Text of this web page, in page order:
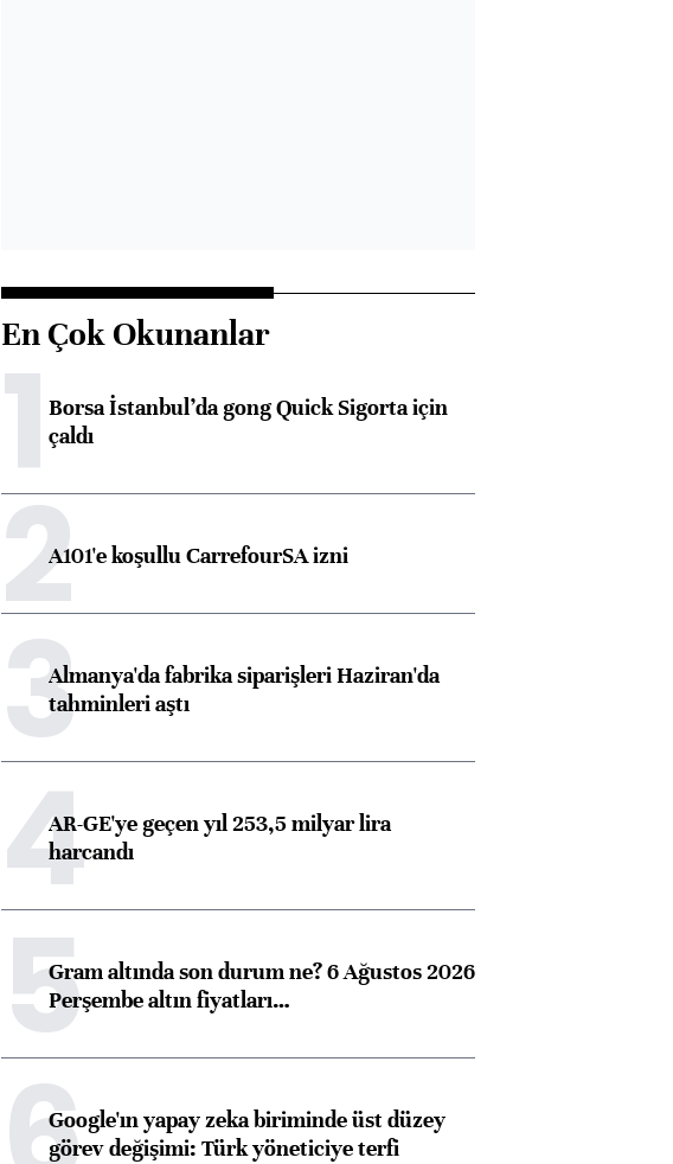
En Çok Okunanlar
1Borsa İstanbul’da gong Quick Sigorta için
çaldı
2A101'e koşullu CarrefourSA izni
3Almanya'da fabrika siparişleri Haziran'da
tahminleri aştı
4AR-GE'ye geçen yıl 253,5 milyar lira
harcandı
5Gram altında son durum ne? 6 Ağustos 2026
Perşembe altın fiyatları…
Google'ın yapay zeka biriminde üst düzey
görev değişimi: Türk yöneticiye terfi